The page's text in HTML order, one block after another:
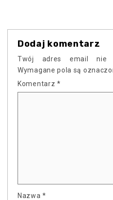
Dodaj komentarz
Twój adres email nie
Wymagane pola są
Komentarz *
Nazwa*